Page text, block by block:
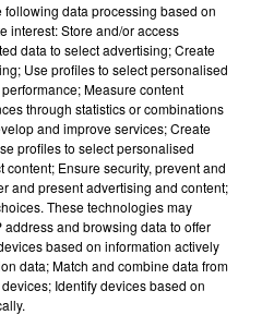
DE REIMS FERME
du centre-ville
est contraint de
following data processing based on
interest: Store and/or access
data to select advertising; Create
Use profiles to select personalised
Measure content
through statistics or combinations
and improve services; Create
profiles to select personalised
Ensure security, prevent and
and present advertising and content;
These technologies may
and browsing data to offer
based on information actively
data; Match and combine data from
Identify devices based on